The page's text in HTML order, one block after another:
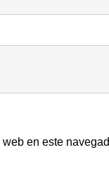
en este